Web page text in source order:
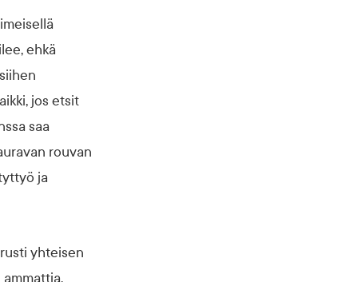
ehkä
jos etsit
saa
rouvan
ja
yhteisen